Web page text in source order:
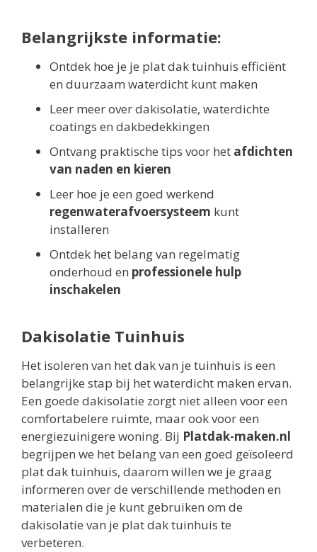
Belangrijkste informatie:
Ontdek hoe je je plat dak tuinhuis efficiënt
en duurzaam waterdicht kunt maken
Leer meer over dakisolatie, waterdichte
coatings en dakbedekkingen
Ontvang praktische tips voor het afdichten
van naden en kieren
Leer hoe je een goed werkend
regenwaterafvoersysteem kunt
installeren
Ontdek het belang van regelmatig
onderhoud en professionele hulp
inschakelen
Dakisolatie Tuinhuis
Het isoleren van het dak van je tuinhuis is een
belangrijke stap bij het waterdicht maken ervan.
Een goede dakisolatie zorgt niet alleen voor een
comfortabelere ruimte, maar ook voor een
energiezuinigere woning. Bij Platdak-maken.nl
begrijpen we het belang van een goed geïsoleerd
plat dak tuinhuis, daarom willen we je graag
informeren over de verschillende methoden en
materialen die je kunt gebruiken om de
dakisolatie van je plat dak tuinhuis te
verbeteren.